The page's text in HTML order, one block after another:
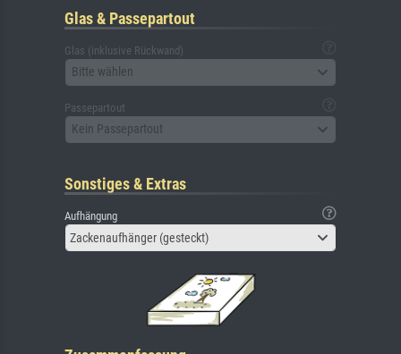
Glas & Passepartout
Glas (inklusive Rückwand)
Bitte wählen
Passepartout
Kein Passepartout
Sonstiges & Extras
Aufhängung
Zackenaufhänger (gesteckt)